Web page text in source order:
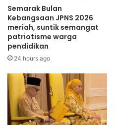
0
j
a
y
a
k
n
J
u
a
Semarak Bulan
Kebangsaan JPNS 2026
meriah, suntik semangat
patriotisme warga
pendidikan
24 hours ago